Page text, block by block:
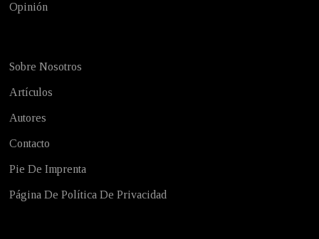
Opinión
Sobre Nosotros
Artículos
Autores
Contacto
Pie De Imprenta
Página De Política De Privacidad